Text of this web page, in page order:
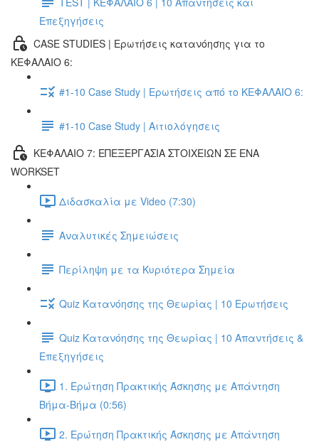
Επεξηγήσεις
CASE STUDIES | Ερωτήσεις κατανόησης για το
ΚΕΦΑΛΑΙΟ 6:
#1-10 Case Study | Ερωτήσεις από το ΚΕΦΑΛΑΙΟ 6:
#1-10 Case Study | Αιτιολόγησεις
ΚΕΦΑΛΑΙΟ 7: ΕΠΕΞΕΡΓΑΣΙΑ ΣΤΟΙΧΕΙΩΝ ΣΕ ΕΝΑ
WORKSET
Διδασκαλία με Video (7:30)
Αναλυτικές Σημειώσεις
Περίληψη με τα Κυριότερα Σημεία
Quiz Κατανόησης της Θεωρίας | 10 Ερωτήσεις
Quiz Κατανόησης της Θεωρίας | 10 Απαντήσεις &
Επεξηγήσεις
1. Ερώτηση Πρακτικής Άσκησης με Απάντηση
Βήμα-Βήμα (0:56)
2. Ερώτηση Πρακτικής Άσκησης με Απάντηση